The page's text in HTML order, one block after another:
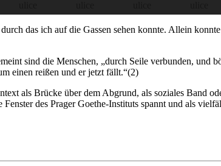
das ich auf die Gassen sehen konnte. Allein
sind die Menschen, „durch Seile ver­bunden, und
ei­nen reißen und er jetzt fällt.“(2)
als Brücke über dem Abgrund, als sozi­a­les Band
des Prager Goethe-Instituts spannt und als